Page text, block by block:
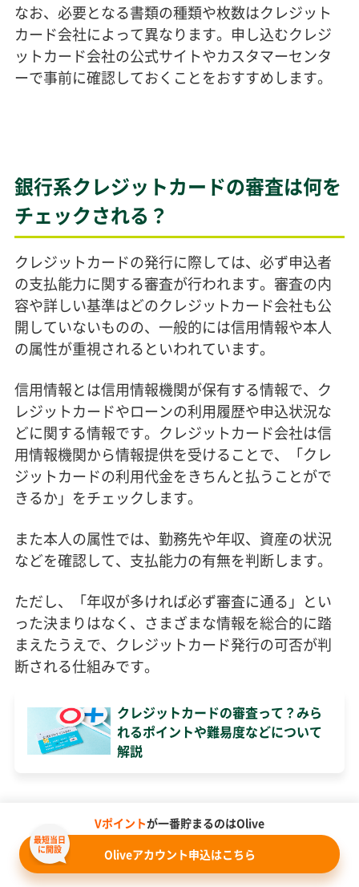
Vポイントが一番貯まるのはOlive
最短当日
に開設
Oliveアカウント申込はこちら
なお、必要となる書類の種類や枚数はクレジット
カード会社によって異なります。申し込むクレジ
ットカード会社の公式サイトやカスタマーセンタ
ーで事前に確認しておくことをおすすめします。
銀行系クレジットカードの審査は何を
チェックされる？
クレジットカードの発行に際しては、必ず申込者
の支払能力に関する審査が行われます。審査の内
容や詳しい基準はどのクレジットカード会社も公
開していないものの、一般的には信用情報や本人
の属性が重視されるといわれています。
信用情報とは信用情報機関が保有する情報で、ク
レジットカードやローンの利用履歴や申込状況な
どに関する情報です。クレジットカード会社は信
用情報機関から情報提供を受けることで、「クレ
ジットカードの利用代金をきちんと払うことがで
きるか」をチェックします。
また本人の属性では、勤務先や年収、資産の状況
などを確認して、支払能力の有無を判断します。
ただし、「年収が多ければ必ず審査に通る」とい
った決まりはなく、さまざまな情報を総合的に踏
まえたうえで、クレジットカード発行の可否が判
断される仕組みです。
クレジットカードの審査って？みら
れるポイントや難易度などについて
解説
銀行系クレジットカードを作る際の注